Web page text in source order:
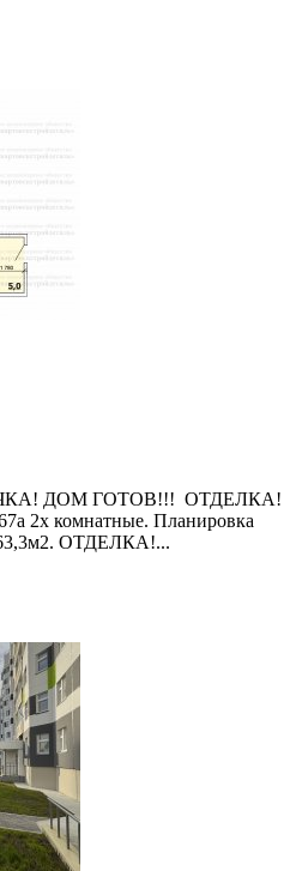
ДОМ ГОТОВ!!! ОТДЕЛКА!
2х комнатные. Планировка
ОТДЕЛКА!...